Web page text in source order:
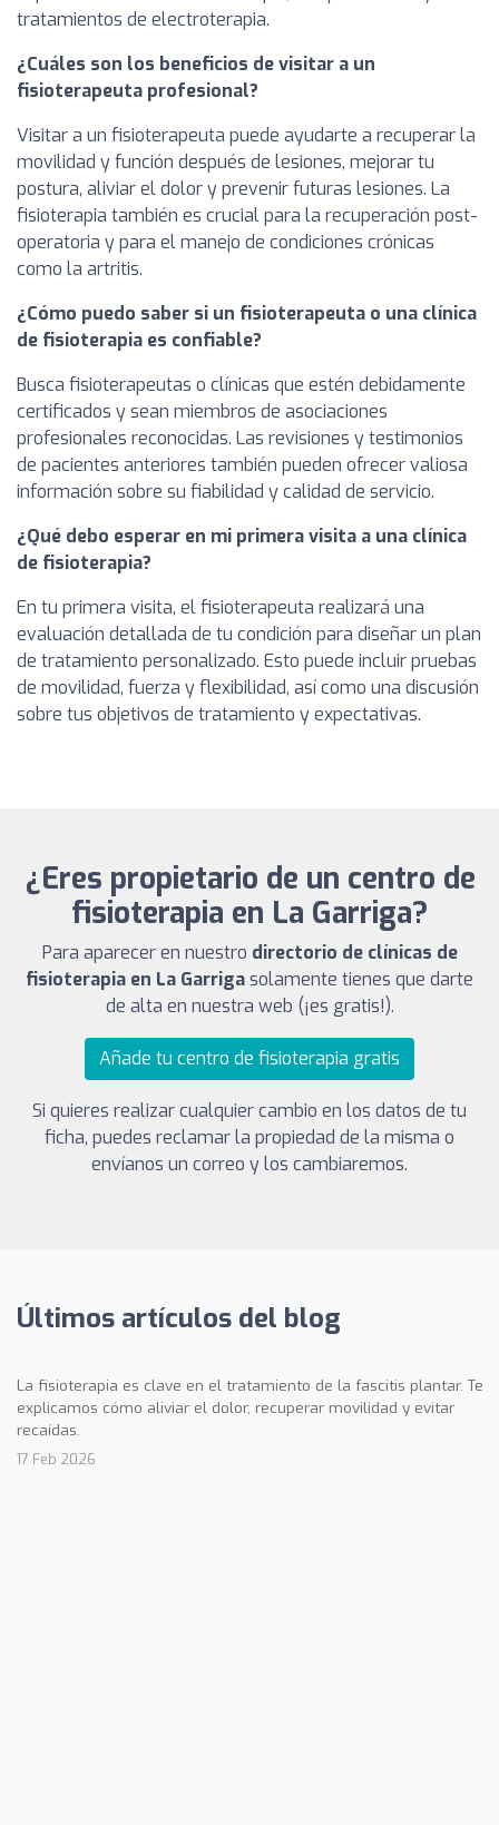
tratamientos de electroterapia.
¿Cuáles son los beneficios de visitar a un
fisioterapeuta profesional?
Visitar a un fisioterapeuta puede ayudarte a recuperar la
movilidad y función después de lesiones, mejorar tu
postura, aliviar el dolor y prevenir futuras lesiones. La
fisioterapia también es crucial para la recuperación post-
operatoria y para el manejo de condiciones crónicas
como la artritis.
¿Cómo puedo saber si un fisioterapeuta o una clínica
de fisioterapia es confiable?
Busca fisioterapeutas o clínicas que estén debidamente
certificados y sean miembros de asociaciones
profesionales reconocidas. Las revisiones y testimonios
de pacientes anteriores también pueden ofrecer valiosa
información sobre su fiabilidad y calidad de servicio.
¿Qué debo esperar en mi primera visita a una clínica
de fisioterapia?
En tu primera visita, el fisioterapeuta realizará una
evaluación detallada de tu condición para diseñar un plan
de tratamiento personalizado. Esto puede incluir pruebas
de movilidad, fuerza y flexibilidad, así como una discusión
sobre tus objetivos de tratamiento y expectativas.
¿Eres propietario de un centro de
fisioterapia en La Garriga?
Para aparecer en nuestro directorio de clínicas de
fisioterapia en La Garrigasolamente tienes que darte
de alta en nuestra web (¡es gratis!).
Añade tu centro de fisioterapia gratis
Si quieres realizar cualquier cambio en los datos de tu
ficha, puedes reclamar la propiedad de la misma o
envíanos un correo y los cambiaremos.
Últimos artículos del blog
La fisioterapia es clave en el tratamiento de la fascitis plantar. Te
explicamos cómo aliviar el dolor, recuperar movilidad y evitar
recaídas.
17 Feb 2026